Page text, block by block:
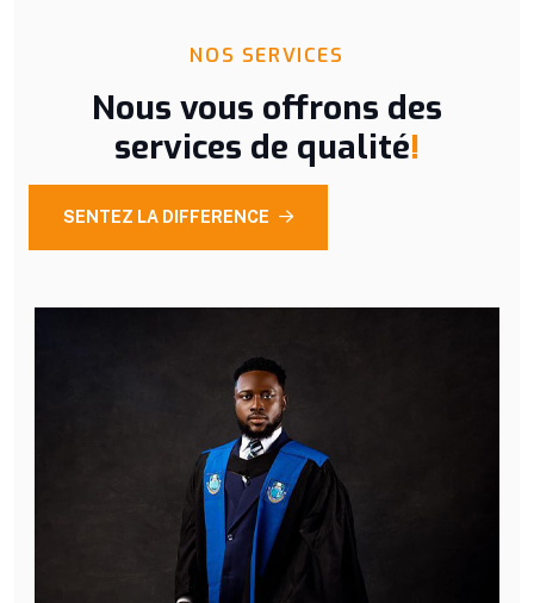
NOS SERVICES
Nous vous offrons des
services de qualité!
SENTEZ LA DIFFERENCE